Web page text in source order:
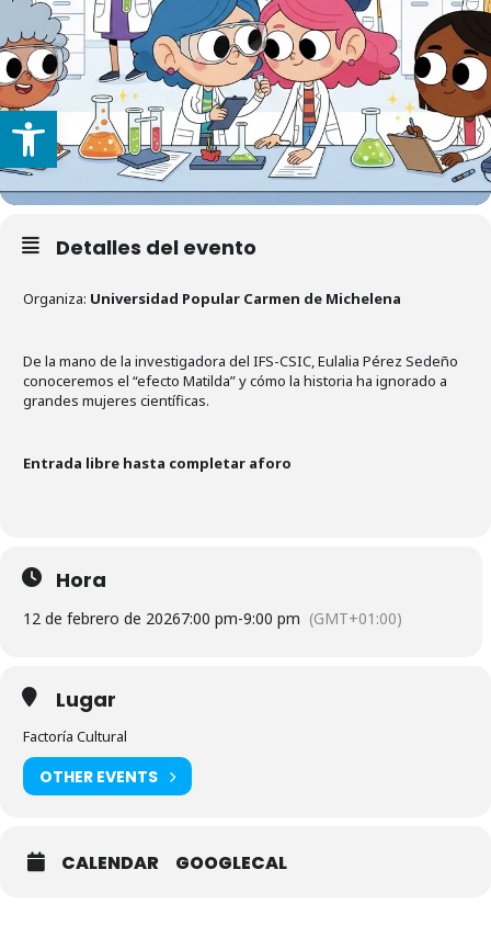
Abrir barra de herramientas
Detalles del evento
Organiza: Universidad Popular Carmen de Michelena
De la mano de la investigadora del IFS-CSIC, Eulalia Pérez Sedeño
conoceremos el “efecto Matilda” y cómo la historia ha ignorado a
grandes mujeres científicas.
Entrada libre hasta completar aforo
Hora
12 de febrero de 20267:00 pm-9:00 pm (GMT+01:00)
Lugar
Factoría Cultural
OTHER EVENTS
CALENDAR GOOGLECAL